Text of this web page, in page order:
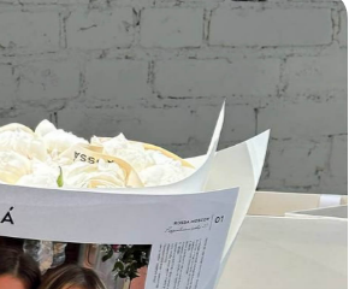
этого цветочного.
упаковку
в саду» отлично
узнаваемые букеты
в любой сезон.